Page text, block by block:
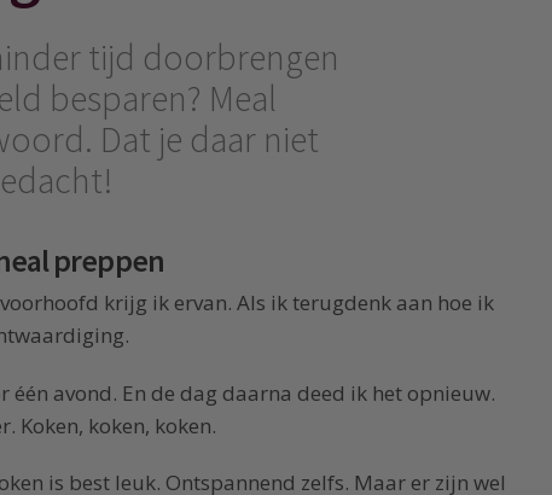
tijd doorbrengen
besparen? Meal
Dat je daar niet
preppen
krijg ik ervan. Als ik terugdenk aan hoe ik
één avond. En de dag daarna deed ik het opnieuw.
Koken, koken, koken.
is best leuk. Ontspannend zelfs. Maar er zijn wel